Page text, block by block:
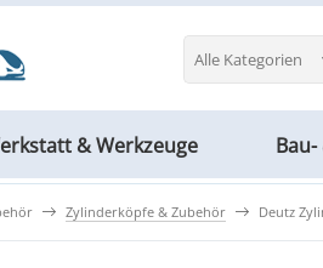
Alle Kategorien
& Werkzeuge
Zylinderköpfe & Zubehör Deutz